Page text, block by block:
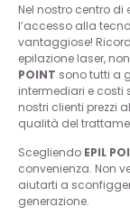
Nel nostro centro di
l’accesso alla
vantaggiose!
epilazione laser,
POINT sono tutti a
intermediari e costi
nostri clienti prezzi
qualità del
Scegliendo EPIL
convenienza. Non
aiutarti a
generazione.